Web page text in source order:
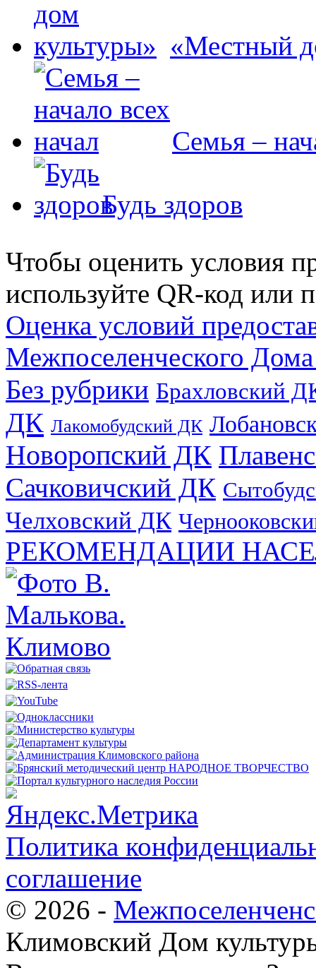
«Местный
Семья –
Будь здоров
Чтобы оценить условия
используйте QR-код или
Оценка условий
Межпоселенческого
Без рубрики Брахловский
ДК Лакомобудский ДК
Новоропский ДК
Сачковичский ДК
Челховский ДК
РЕКОМЕНДАЦИИ
Политика
соглашение
© 2026 -
Климовский Дом